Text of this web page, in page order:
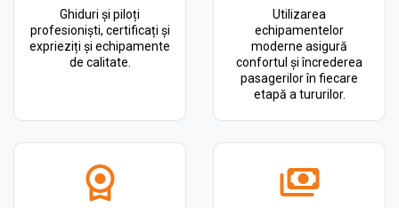
Ghiduri și piloți
profesioniști, certificați și
exprieziți și echipamente
de calitate.
Utilizarea
echipamentelor
moderne asigură
confortul și încrederea
pasagerilor în fiecare
etapă a tururilor.